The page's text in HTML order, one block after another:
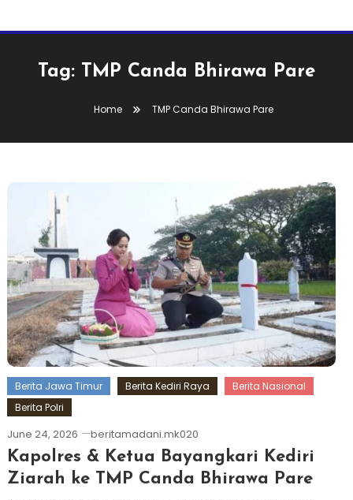
Tag: TMP Canda Bhirawa Pare
Home TMP Canda Bhirawa Pare
Berita Jawa Timur Berita Kediri Raya
Berita Nasional
Berita Polri
June 24, 2026 beritamadani.mk020
Kapolres & Ketua Bayangkari Kediri
Ziarah ke TMP Canda Bhirawa Pare